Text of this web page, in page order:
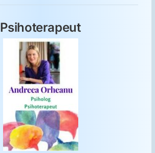
Psihoterapeut